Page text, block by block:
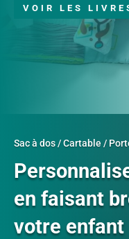
VOIR LES
Sac à dos / Cartable /
en faisant
votre enfant